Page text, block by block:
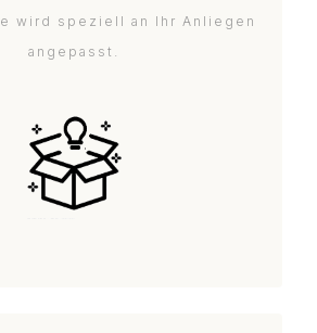
wird speziell an Ihr Anliegen
angepasst.